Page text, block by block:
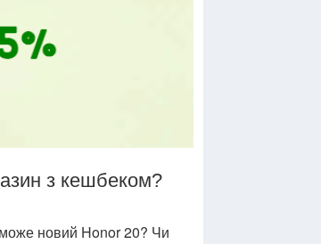
з кешбеком?
може новий Honor 20? Чи